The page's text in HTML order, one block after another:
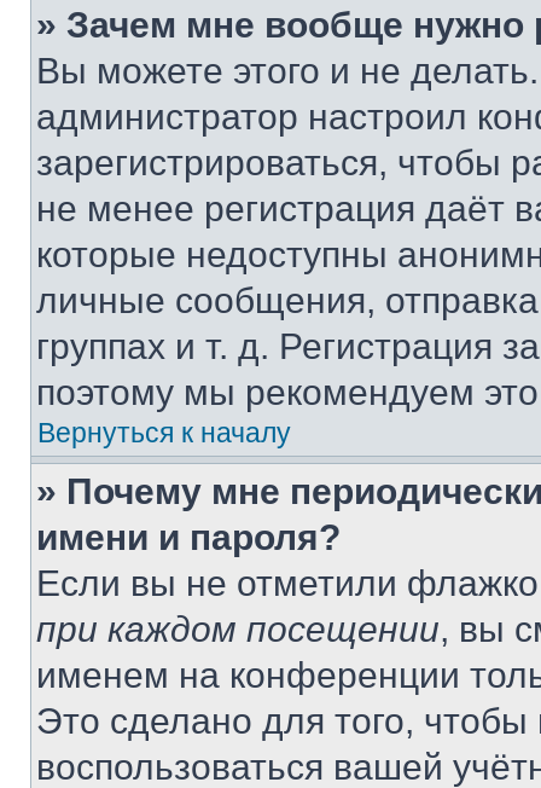
» Зачем мне вообще нужно
Вы можете этого и не
администратор настроил
зарегистрироваться, чтобы
не менее регистрация даёт
которые недоступны
личные сообщения,
группах и т. д. Регистрация
поэтому мы рекомендуем
Вернуться к началу
» Почему мне
имени и пароля?
Если вы не отметили
при каждом посещении, вы
именем на конференции
Это сделано для того, чтобы
воспользоваться вашей